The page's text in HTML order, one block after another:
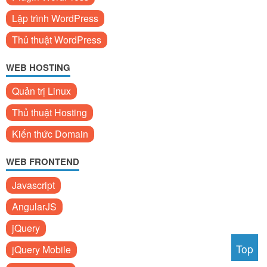
Lập trình WordPress
Thủ thuật WordPress
WEB HOSTING
Quản trị Linux
Thủ thuật Hosting
Kiến thức Domain
WEB FRONTEND
Javascript
AngularJS
jQuery
jQuery Mobile
Top